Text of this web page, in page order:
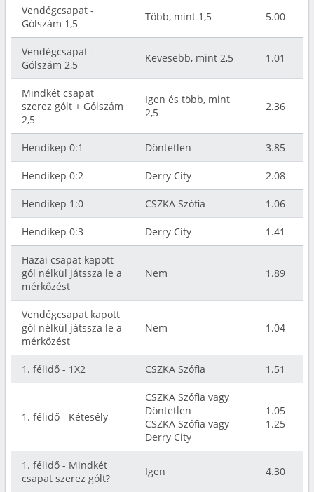
Vendégcsapat -
Gólszám 1,5
Több, mint 1,5 5.00
Vendégcsapat -
Gólszám 2,5
Kevesebb, mint 2,5 1.01
Mindkét csapat
szerez gólt + Gólszám
2,5
Igen és több, mint
2,5
2.36
Hendikep 0:1 Döntetlen 3.85
Hendikep 0:2 Derry City 2.08
Hendikep 1:0 CSZKA Szófia 1.06
Hendikep 0:3 Derry City 1.41
Hazai csapat kapott
gól nélkül játssza le a
mérkőzést
Nem 1.89
Vendégcsapat kapott
gól nélkül játssza le a
mérkőzést
Nem 1.04
1. félidő - 1X2 CSZKA Szófia 1.51
1. félidő - Kétesély
CSZKA Szófia vagy
Döntetlen
CSZKA Szófia vagy
Derry City
1.05
1.25
1. félidő - Mindkét
csapat szerez gólt?
Igen 4.30